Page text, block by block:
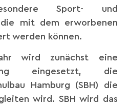
Sport- und
die mit dem erworbenen
werden können.
wird zunächst eine
eingesetzt, die
Hamburg (SBH) die
wird. SBH wird das